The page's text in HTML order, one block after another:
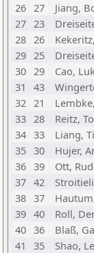
26 27 Jiang,
27 23
28 26
29 25
30 29 Cao,
31
43
32 21
33 28 Reitz,
34 33 Liang,
35 30 Hujer,
36 39 Ott,
37 42
38 37
39 40 Roll,
40 36 Blaß,
41
35 Shao,